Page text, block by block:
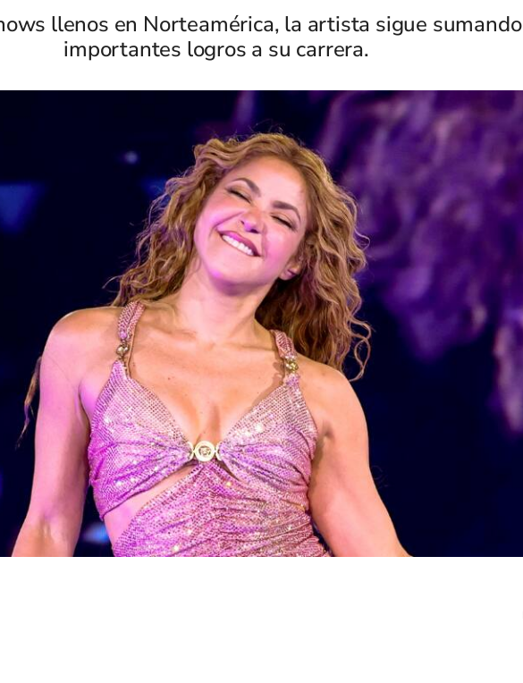
llenos en Norteamérica, la artista sigue sumando
importantes logros a su carrera.